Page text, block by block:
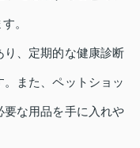
。
、定期的な健康診断
また、ペットショッ
要な用品を手に入れや